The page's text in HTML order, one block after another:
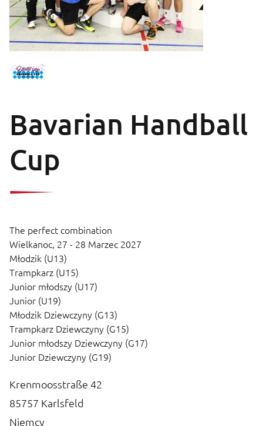
Bavarian Handball
Cup
The perfect combination
Wielkanoc, 27 - 28 Marzec 2027
Młodzik (U13)
Trampkarz (U15)
Junior młodszy (U17)
Junior (U19)
Młodzik Dziewczyny (G13)
Trampkarz Dziewczyny (G15)
Junior młodszy Dziewczyny (G17)
Junior Dziewczyny (G19)
Krenmoosstraße 42
85757 Karlsfeld
Niemcy